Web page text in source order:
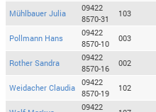
Mühlbauer Julia
09422
8570-31
103
Pollmann Hans
09422
8570-10
003
Rother Sandra
09422
8570-16
002
Weidacher Claudia
09422
8570-19
102
09422